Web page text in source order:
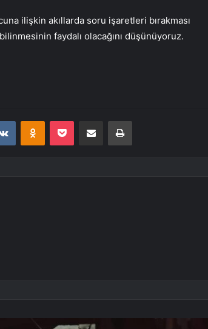
ilişkin akıllarda soru işaretleri bırakması
faydalı olacağını düşünüyoruz.
VKontakteOdnoklassniki
Pocket E-Posta ile paylaş Yazdır